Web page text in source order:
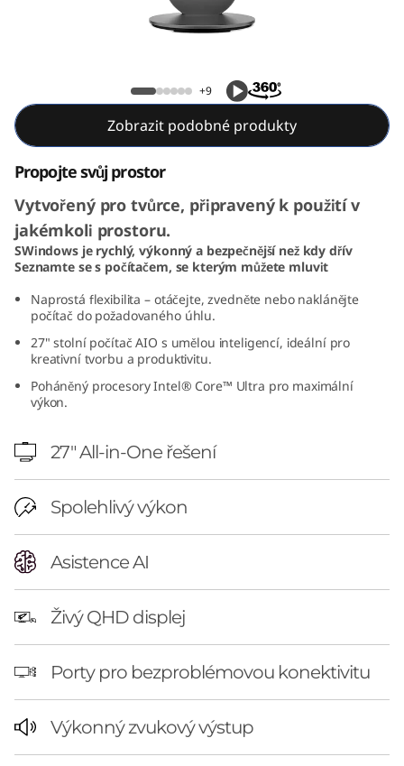
0
7
n
h
e
Yoga AIO 27i Gen 10 (27, Intel)
+9
Zobrazit podobné produkty
Propojte svůj prostor
Vytvořený pro tvůrce, připravený k použití v
jakémkoli prostoru.
SWindows je rychlý, výkonný a bezpečnější než kdy dřív
Seznamte se s počítačem, se kterým můžete mluvit
Naprostá flexibilita – otáčejte, zvedněte nebo naklánějte
počítač do požadovaného úhlu.
27" stolní počítač AIO s umělou inteligencí, ideální pro
kreativní tvorbu a produktivitu.
Poháněný procesory Intel® Core™ Ultra pro maximální
výkon.
27" All-in-One řešení
Spolehlivý výkon
Asistence AI
Živý QHD displej
Porty pro bezproblémovou konektivitu
Výkonný zvukový výstup